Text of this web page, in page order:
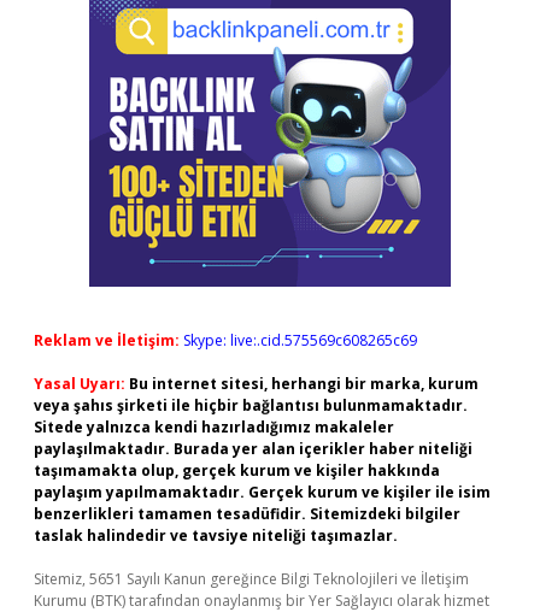
Reklam ve İletişim: Skype: live:.cid.575569c608265c69
Yasal Uyarı: Bu internet sitesi, herhangi bir marka, kurum
veya şahıs şirketi ile hiçbir bağlantısı bulunmamaktadır.
Sitede yalnızca kendi hazırladığımız makaleler
paylaşılmaktadır. Burada yer alan içerikler haber niteliği
taşımamakta olup, gerçek kurum ve kişiler hakkında
paylaşım yapılmamaktadır. Gerçek kurum ve kişiler ile isim
benzerlikleri tamamen tesadüfidir. Sitemizdeki bilgiler
taslak halindedir ve tavsiye niteliği taşımazlar.
Sitemiz, 5651 Sayılı Kanun gereğince Bilgi Teknolojileri ve İletişim
Kurumu (BTK) tarafından onaylanmış bir Yer Sağlayıcı olarak hizmet